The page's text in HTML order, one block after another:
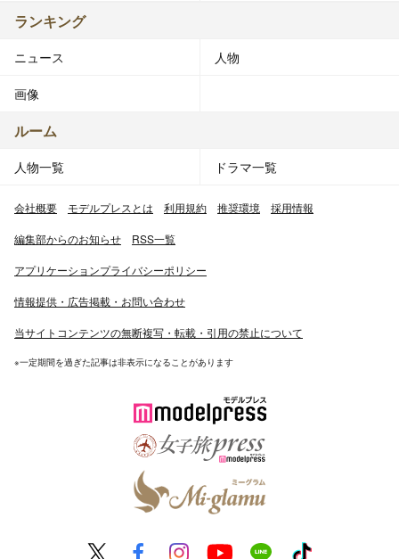
ランキング
ニュース 人物
画像
ルーム
人物一覧 ドラマ一覧
会社概要 モデルプレスとは 利用規約 推奨環境 採用情報
編集部からのお知らせ RSS一覧
アプリケーションプライバシーポリシー
情報提供・広告掲載・お問い合わせ
当サイトコンテンツの無断複写・転載・引用の禁止について
※一定期間を過ぎた記事は非表示になることがあります